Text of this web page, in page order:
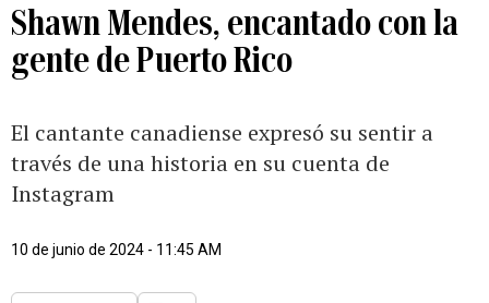
Shawn Mendes, encantado con la
gente de Puerto Rico
El cantante canadiense expresó su sentir a
través de una historia en su cuenta de
Instagram
10 de junio de 2024 - 11:45 AM